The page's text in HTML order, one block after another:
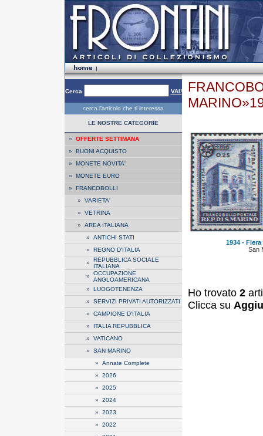
Cerca VAI!
cerca l'articolo che ti interessa
LE NOSTRE CATEGORIE
» OFFERTE SETTIMANA
» BUONI ACQUISTO
» MONETE NOVITA'
» MONETE EURO
» FRANCOBOLLI
» VARIETA'
» VETRINA
» AREA ITALIANA
» ANTICHI STATI
» REGNO D'ITALIA
» REPUBBLICA SOCIALE
ITALIANA
» OCCUPAZIONE
ANGLOAMERICANA
» LUOGOTENENZA
» SERVIZI PRIVATI AUTORIZZATI
» CAMPIONE D'ITALIA
» ITALIA REPUBBLICA
» VATICANO
» SAN MARINO
» Annate Complete
» 2026
» 2025
» 2024
» 2023
» 2022
1934 -
San
Ho trovato 2
Clicca su